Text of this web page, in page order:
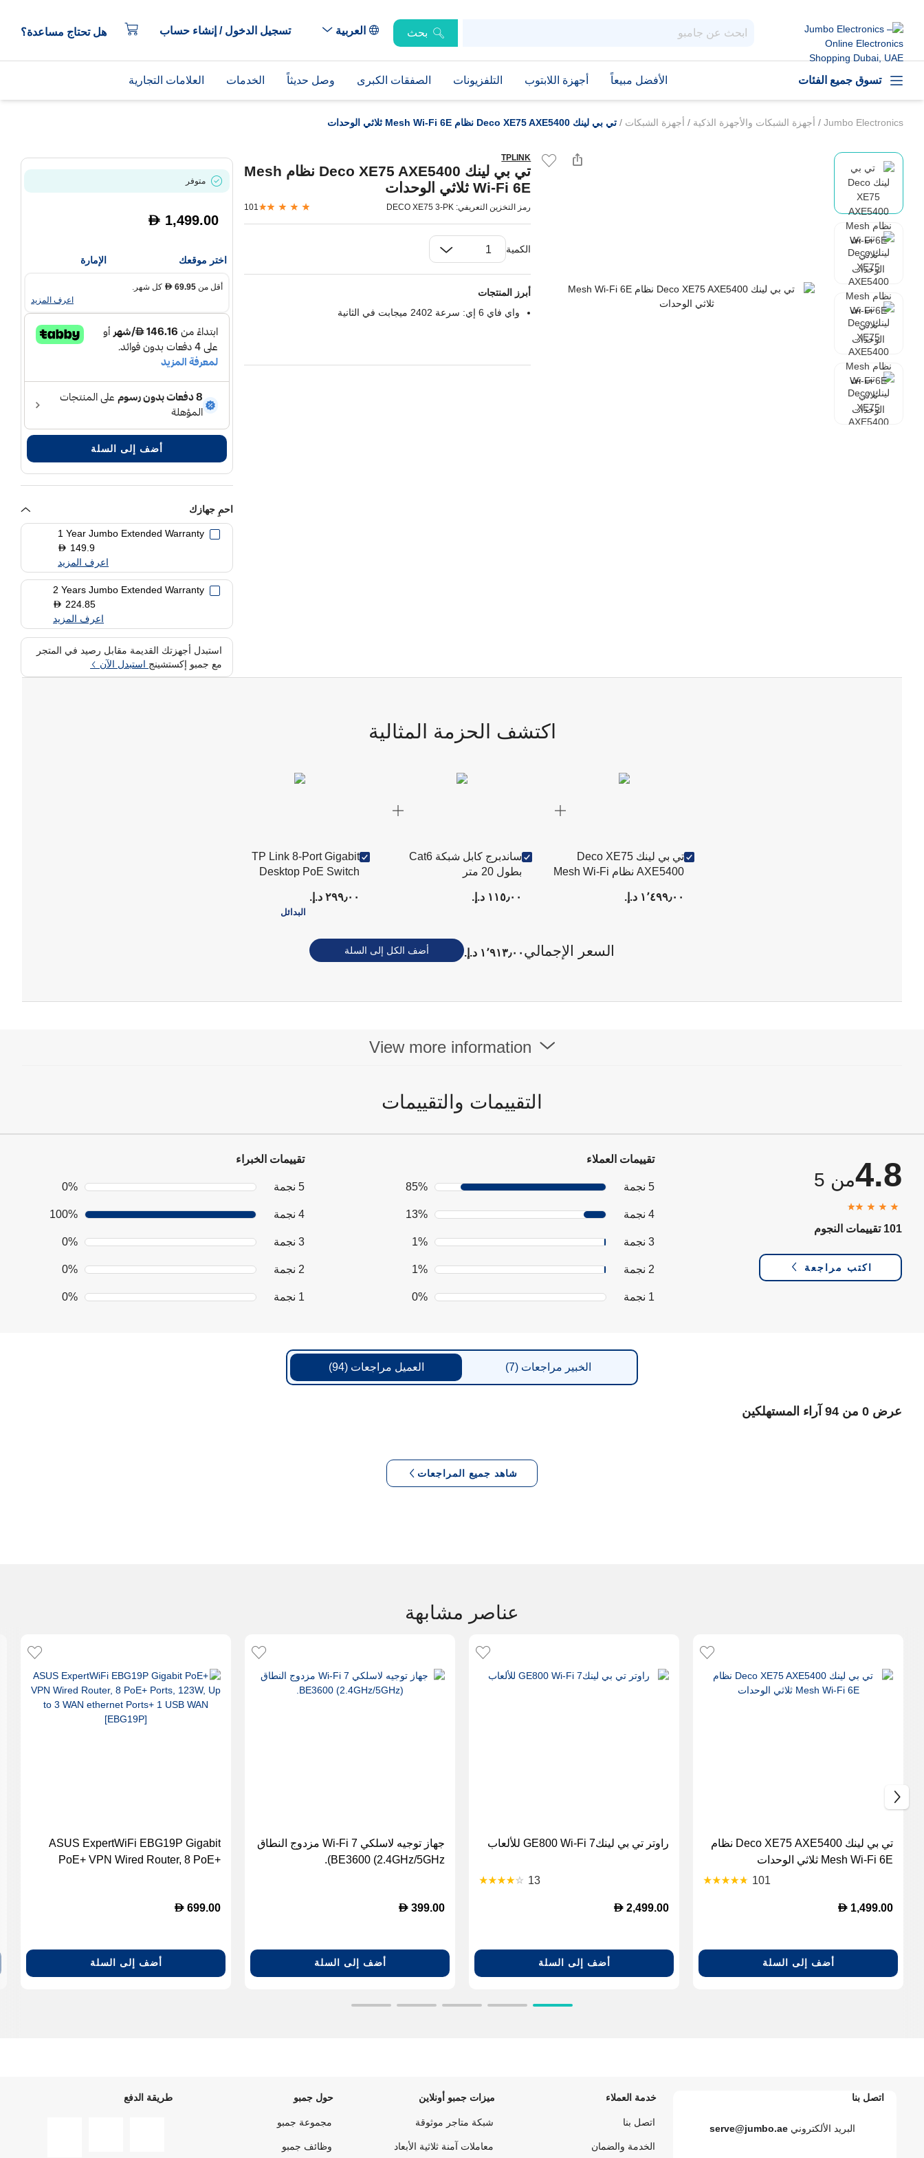
بحث العربية تسجيل الدخول / إنشاء حساب هل تحتاج مساعدة؟
تسوق جميع الفئات الأفضل مبيعاً أجهزة اللابتوب التلفزيونات الصفقات الكبرى وصل حديثاً الخدمات العلامات التجارية
Jumbo Electronics
/ أجهزة الشبكات والأجهزة الذكية / أجهزة الشبكات / تي بي لينك Deco XE75 AXE5400 نظام Mesh Wi-Fi 6E ثلاثي الوحدات
TPLINK
تي بي لينك Deco XE75 AXE5400 نظام Mesh
Wi-Fi 6E ثلاثي الوحدات
رمز التخزين التعريفي: DECO XE75 3-PK 101
الكمية
أبرز المنتجات
واي فاي 6 إي: سرعة 2402 ميجابت في الثانية
متوفر
D 1,499.00
اختر موقعك الإمارة
أقل من D 69.95
كل شهر.
اعرف المزيد
أضف إلى السلة
احمِ جهازك
1 Year Jumbo Extended Warranty
D 149.9
اعرف المزيد
2 Years Jumbo Extended Warranty
D 224.85
اعرف المزيد
استبدل أجهزتك القديمة مقابل رصيد في المتجر
مع جمبو إكستشينج استبدل الآن
اكتشف الحزمة المثالية
تي بي لينك Deco XE75
AXE5400 نظام Mesh Wi-Fi
١٬٤٩٩٫٠٠ د.إ.‏
ساندبرج كابل شبكة Cat6
بطول 20 متر
١١٥٫٠٠ د.إ.‏
TP Link 8-Port Gigabit
Desktop PoE Switch
٢٩٩٫٠٠ د.إ.‏
البدائل
السعر الإجمالي ١٬٩١٣٫٠٠ د.إ.‏ أضف الكل إلى السلة
View more information
التقييمات والتقييمات
4.8من 5
101 تقييمات النجوم
اكتب مراجعة
تقييمات العملاء
5 نجمة 85%
4 نجمة 13%
3 نجمة 1%
2 نجمة 1%
1 نجمة 0%
تقييمات الخبراء
5 نجمة 0%
4 نجمة 100%
3 نجمة 0%
2 نجمة 0%
1 نجمة 0%
العميل مراجعات (94) الخبير مراجعات (7)
عرض 0 من 94 آراء المستهلكين
شاهد جميع المراجعات
عناصر مشابهة
تي بي لينك Deco XE75 AXE5400 نظام
Mesh Wi-Fi 6E ثلاثي الوحدات
101
D 1,499.00
أضف إلى السلة
راوتر تي بي لينكGE800 Wi-Fi 7 للألعاب
13
D 2,499.00
أضف إلى السلة
جهاز توجيه لاسلكي Wi-Fi 7 مزدوج النطاق
BE3600 (2.4GHz/5GHz).
D 399.00
أضف إلى السلة
ASUS ExpertWiFi EBG19P Gigabit
PoE+ VPN Wired Router, 8 PoE+
D 699.00
أضف إلى السلة
اتصل بنا
البريد الألكتروني serve@jumbo.ae
خدمة العملاء
اتصل بنا
الخدمة والضمان
ميزات جمبو أونلاين
شبكة متاجر موثوقة
معاملات آمنة ثلاثية الأبعاد
حول جمبو
مجموعة جمبو
وظائف جمبو
طريقة الدفع